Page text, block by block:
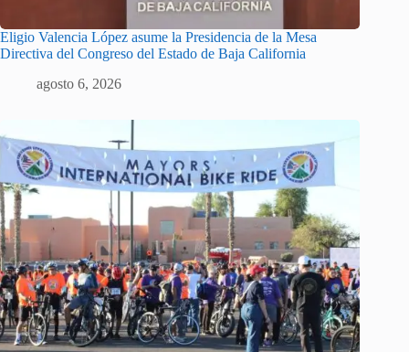
Eligio Valencia López asume la Presidencia de la Mesa
Directiva del Congreso del Estado de Baja California
agosto 6, 2026